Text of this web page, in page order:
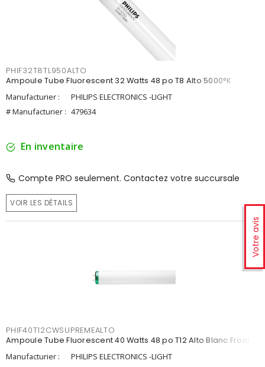
Votre avis
PHIF32T8TL950ALTO
Ampoule Tube Fluorescent 32 Watts 48 po T8 Alto 5000°K
Manufacturier :
PHILIPS ELECTRONICS -LIGHT
# Manufacturier : 479634
En inventaire
Compte PRO seulement. Contactez votre succursale
VOIR LES DÉTAILS
PHIF40T12CWSUPREMEALTO
Ampoule Tube Fluorescent 40 Watts 48 po T12 Alto Blanc Froid
Manufacturier :
PHILIPS ELECTRONICS -LIGHT